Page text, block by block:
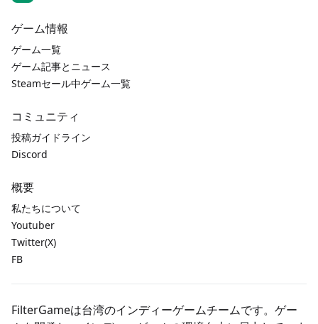
ゲーム情報
ゲーム一覧
ゲーム記事とニュース
Steamセール中ゲーム一覧
コミュニティ
投稿ガイドライン
Discord
概要
私たちについて
Youtuber
Twitter(X)
FB
FilterGameは台湾のインディーゲームチームです。ゲー